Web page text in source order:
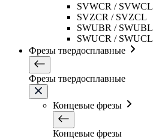
SVWCR / SVWCL
SVZCR / SVZCL
SWUBR / SWUBL
SWUCR / SWUCL
Фрезы твердосплавные
Фрезы твердосплавные
Концевые фрезы
Концевые фрезы